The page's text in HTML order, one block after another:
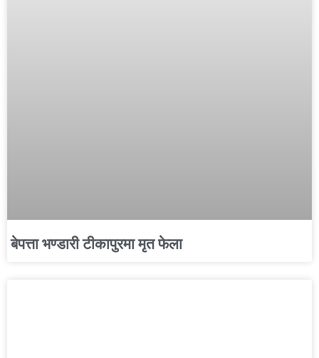
बेपत्ता भण्डारी टीकापुरमा मृत फेला